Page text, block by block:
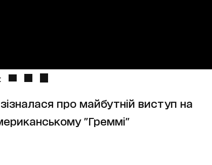
про майбутній виступ на
"Греммі"